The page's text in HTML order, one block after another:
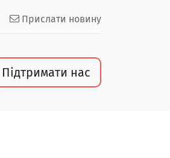
Прислати новину
Підтримати нас